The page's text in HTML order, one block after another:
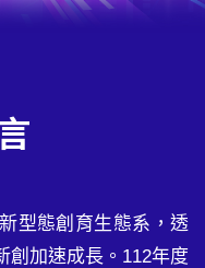
型態創育生態系，透
創加速成長。112年度